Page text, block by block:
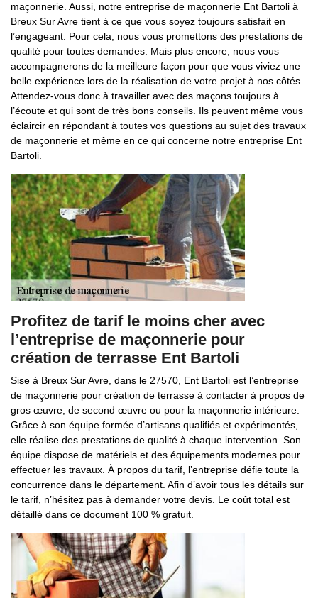
maçonnerie. Aussi, notre entreprise de maçonnerie Ent Bartoli à
Breux Sur Avre tient à ce que vous soyez toujours satisfait en
l’engageant. Pour cela, nous vous promettons des prestations de
qualité pour toutes demandes. Mais plus encore, nous vous
accompagnerons de la meilleure façon pour que vous viviez une
belle expérience lors de la réalisation de votre projet à nos côtés.
Attendez-vous donc à travailler avec des maçons toujours à
l’écoute et qui sont de très bons conseils. Ils peuvent même vous
éclaircir en répondant à toutes vos questions au sujet des travaux
de maçonnerie et même en ce qui concerne notre entreprise Ent
Bartoli.
Profitez de tarif le moins cher avec
l’entreprise de maçonnerie pour
création de terrasse Ent Bartoli
Sise à Breux Sur Avre, dans le 27570, Ent Bartoli est l’entreprise
de maçonnerie pour création de terrasse à contacter à propos de
gros œuvre, de second œuvre ou pour la maçonnerie intérieure.
Grâce à son équipe formée d’artisans qualifiés et expérimentés,
elle réalise des prestations de qualité à chaque intervention. Son
équipe dispose de matériels et des équipements modernes pour
effectuer les travaux. À propos du tarif, l’entreprise défie toute la
concurrence dans le département. Afin d’avoir tous les détails sur
le tarif, n’hésitez pas à demander votre devis. Le coût total est
détaillé dans ce document 100 % gratuit.